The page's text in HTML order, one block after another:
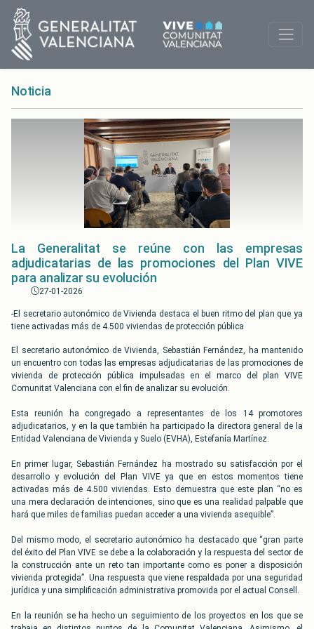
Noticia
La Generalitat se reúne con las empresas
adjudicatarias de las promociones del Plan VIVE
para analizar su evolución
27-01-2026
-El secretario autonómico de Vivienda destaca el buen ritmo del plan que ya
tiene activadas más de 4.500 viviendas de protección pública
El secretario autonómico de Vivienda, Sebastián Fernández, ha mantenido
un encuentro con todas las empresas adjudicatarias de las promociones de
vivienda de protección pública impulsadas en el marco del plan VIVE
Comunitat Valenciana con el fin de analizar su evolución.
Esta reunión ha congregado a representantes de los 14 promotores
adjudicatarios, y en la que también ha participado la directora general de la
Entidad Valenciana de Vivienda y Suelo (EVHA), Estefanía Martínez.
En primer lugar, Sebastián Fernández ha mostrado su satisfacción por el
desarrollo y evolución del Plan VIVE ya que en estos momentos tiene
activadas más de 4.500 viviendas. Esto demuestra que este plan “no es
una mera declaración de intenciones, sino que es una realidad palpable que
hará que miles de familias puedan acceder a una vivienda asequible”.
Del mismo modo, el secretario autonómico ha destacado que “gran parte
del éxito del Plan VIVE se debe a la colaboración y la respuesta del sector de
la construcción ante un reto tan importante como es poner a disposición
vivienda protegida”. Una respuesta que viene respaldada por una seguridad
jurídica y una simplificación administrativa promovida por el actual Consell.
En la reunión se ha hecho un seguimiento de los proyectos en los que se